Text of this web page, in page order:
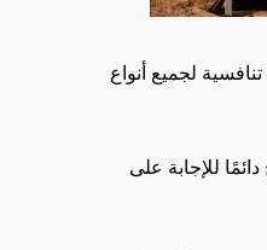
لجميع أنواع
للإجابة على